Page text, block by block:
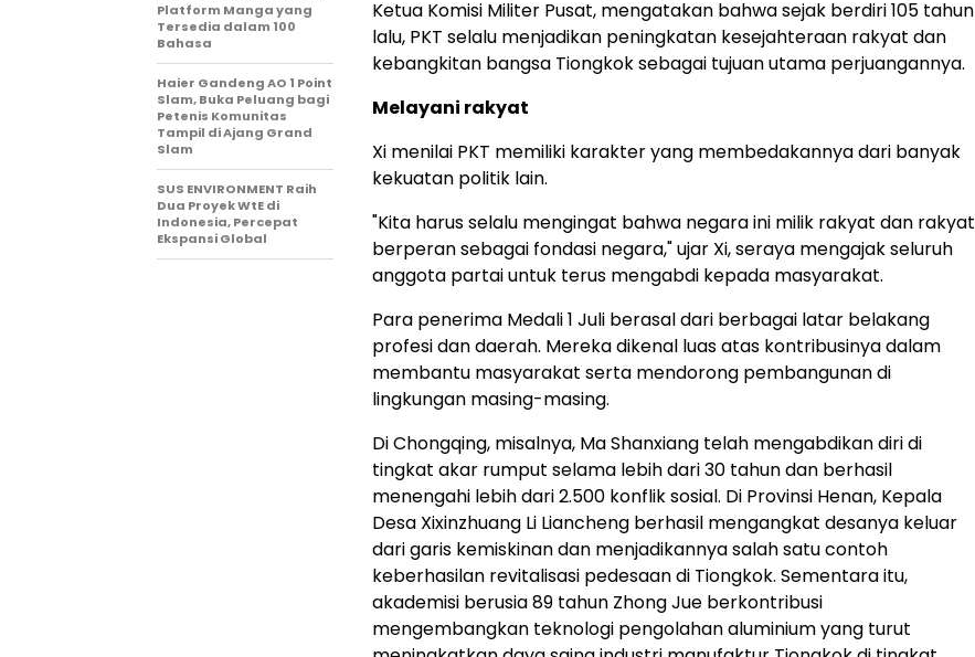
Ketua Komisi Militer Pusat, mengatakan bahwa sejak berdiri 105 tahun
lalu, PKT selalu menjadikan peningkatan kesejahteraan rakyat dan
kebangkitan bangsa Tiongkok sebagai tujuan utama perjuangannya.
Melayani rakyat
Xi menilai PKT memiliki karakter yang membedakannya dari banyak
kekuatan politik lain.
"Kita harus selalu mengingat bahwa negara ini milik rakyat dan rakyat
berperan sebagai fondasi negara," ujar Xi, seraya mengajak seluruh
anggota partai untuk terus mengabdi kepada masyarakat.
Para penerima Medali 1 Juli berasal dari berbagai latar belakang
profesi dan daerah. Mereka dikenal luas atas kontribusinya dalam
membantu masyarakat serta mendorong pembangunan di
lingkungan masing-masing.
Di Chongqing, misalnya, Ma Shanxiang telah mengabdikan diri di
tingkat akar rumput selama lebih dari 30 tahun dan berhasil
menengahi lebih dari 2.500 konflik sosial. Di Provinsi Henan, Kepala
Desa Xixinzhuang Li Liancheng berhasil mengangkat desanya keluar
dari garis kemiskinan dan menjadikannya salah satu contoh
keberhasilan revitalisasi pedesaan di Tiongkok. Sementara itu,
akademisi berusia 89 tahun Zhong Jue berkontribusi
mengembangkan teknologi pengolahan aluminium yang turut
Platform Manga yang
Tersedia dalam 100
Bahasa
Haier Gandeng AO 1 Point
Slam, Buka Peluang bagi
Petenis Komunitas
Tampil di Ajang Grand
Slam
SUS ENVIRONMENT Raih
Dua Proyek WtE di
Indonesia, Percepat
Ekspansi Global